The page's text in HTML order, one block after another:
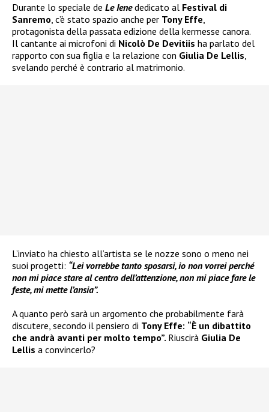
Durante lo speciale de Le Ienededicato al Festival di
Sanremo , c’è stato spazio anche per Tony Effe
protagonista della passata edizione della kermesse canora.
Il cantante ai microfoni di Nicolò De Devitiis ha parlato del
rapporto con sua figlia e la relazione con Giulia De Lellis
svelando perché è contrario al matrimonio.
L’inviato ha chiesto all’artista se le nozze sono o meno nei
suoi progetti: “Lei vorrebbe tanto sposarsi, io non vorrei perché
non mi piace stare al centro dell’attenzione, non mi piace fare le
feste, mi mette l’ansia”.
A quanto però sarà un argomento che probabilmente farà
discutere, secondo il pensiero di Tony Effe: “È un dibattito
che andrà avanti per molto tempo”. Riuscirà Giulia De
Lellis a convincerlo?